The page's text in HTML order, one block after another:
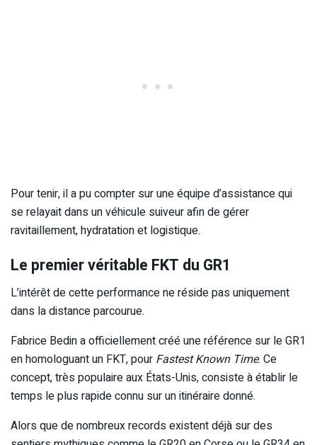
Pour tenir, il a pu compter sur une équipe d’assistance qui
se relayait dans un véhicule suiveur afin de gérer
ravitaillement, hydratation et logistique.
Le premier véritable FKT du GR1
L’intérêt de cette performance ne réside pas uniquement
dans la distance parcourue.
Fabrice Bedin a officiellement créé une référence sur le GR1
en homologuant un FKT, pour Fastest Known Time. Ce
concept, très populaire aux États-Unis, consiste à établir le
temps le plus rapide connu sur un itinéraire donné.
Alors que de nombreux records existent déjà sur des